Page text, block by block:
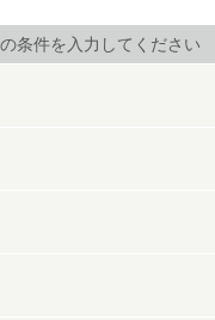
条件を入力してください